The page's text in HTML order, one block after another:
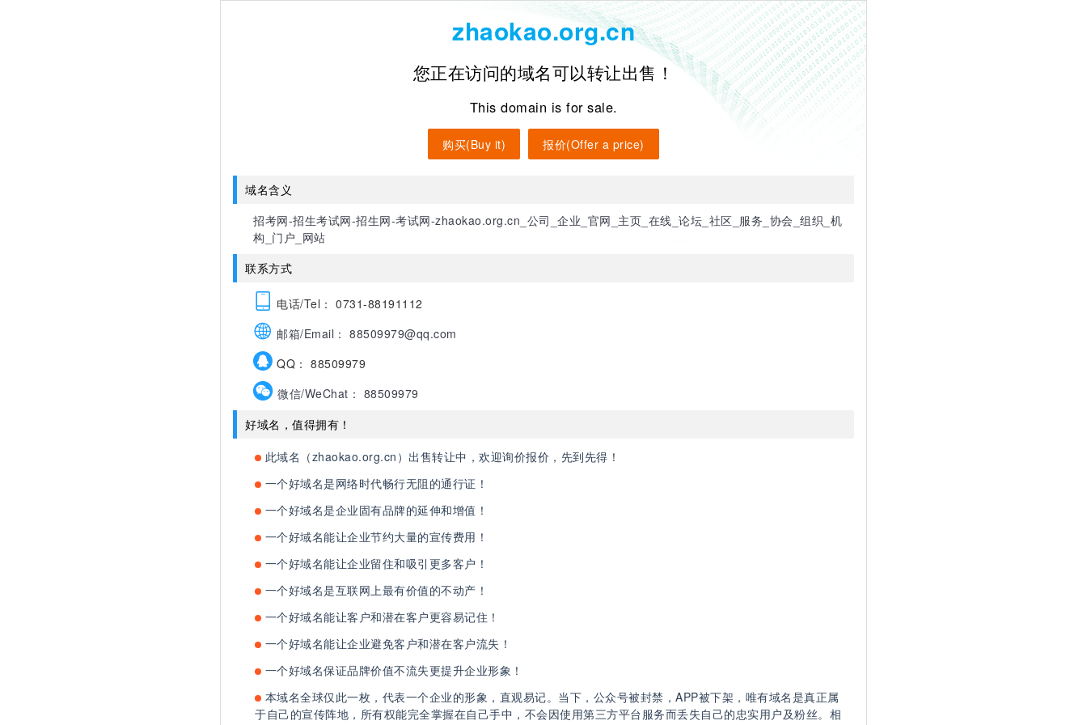
zhaokao.org.cn
您正在访问的域名可以转让出售！
This domain is for sale.
购买(Buy it) 报价(Offer a price)
域名含义
招考网-招生考试网-招生网-考试网-zhaokao.org.cn_公司_企业_官网_主页_在线_论坛_社区_服务_协会_组织_机
构_门户_网站
联系方式
电话/Tel： 0731-88191112
邮箱/Email： 88509979@qq.com
QQ： 88509979
微信/WeChat： 88509979
好域名，值得拥有！
此域名（zhaokao.org.cn）出售转让中，欢迎询价报价，先到先得！
一个好域名是网络时代畅行无阻的通行证！
一个好域名是企业固有品牌的延伸和增值！
一个好域名能让企业节约大量的宣传费用！
一个好域名能让企业留住和吸引更多客户！
一个好域名是互联网上最有价值的不动产！
一个好域名能让客户和潜在客户更容易记住！
一个好域名能让企业避免客户和潜在客户流失！
一个好域名保证品牌价值不流失更提升企业形象！
本域名全球仅此一枚，代表一个企业的形象，直观易记。当下，公众号被封禁，APP被下架，唯有域名是真正属
于自己的宣传阵地，所有权能完全掌握在自己手中，不会因使用第三方平台服务而丢失自己的忠实用户及粉丝。相